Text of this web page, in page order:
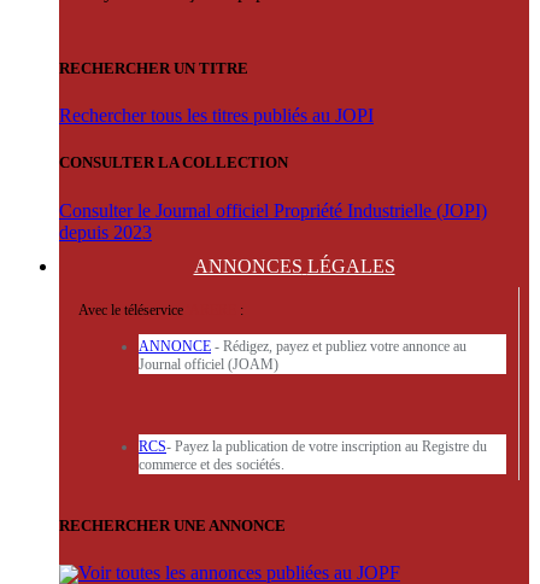
RECHERCHER UN TITRE
Rechercher tous les titres publiés au JOPI
CONSULTER LA COLLECTION
Consulter le Journal officiel Propriété Industrielle (JOPI)
depuis 2023
ANNONCES LÉGALES
Avec le téléservice :
ANNONCE - Rédigez, payez et publiez votre annonce au
Journal officiel (JOAM)
RCS- Payez la publication de votre inscription au Registre du
commerce et des sociétés.
RECHERCHER UNE ANNONCE
Voir toutes les annonces publiées au JOPF